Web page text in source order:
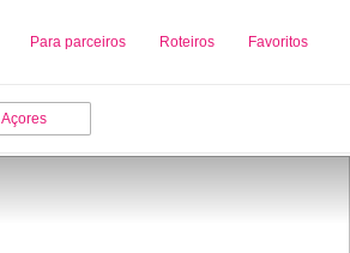
Para parceiros Roteiros Favoritos
Sobre nós Adicionar uma Empresa
Açores